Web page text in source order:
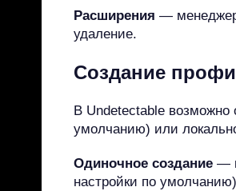
Расширения —
удаление.
Создание
В Undetectable
умолчанию) или
Одиночное создание —
настройки по